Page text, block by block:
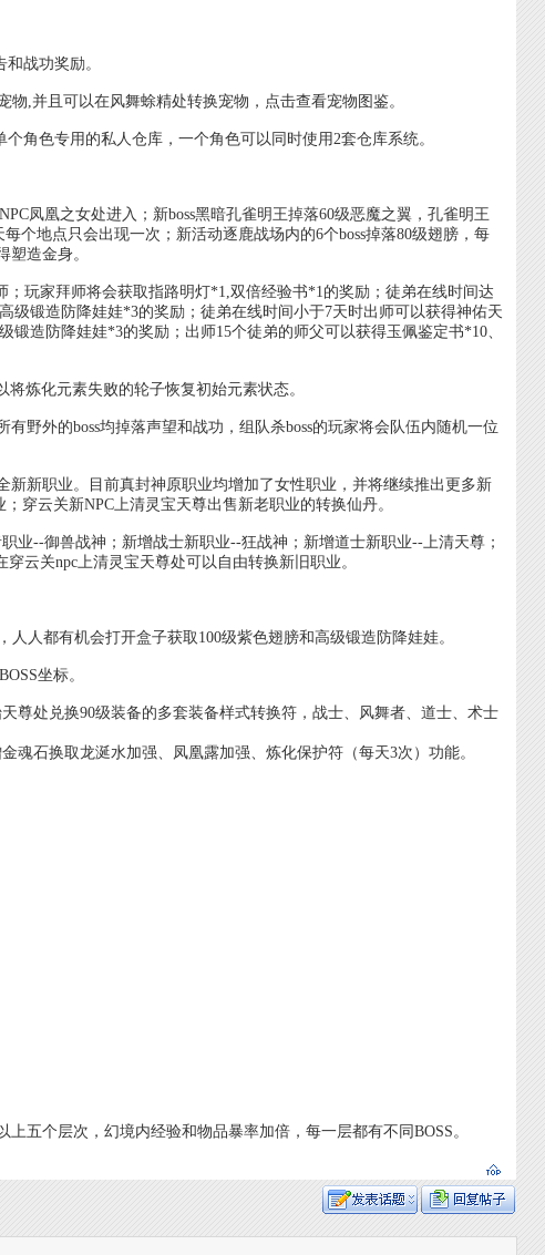
战功奖励。
,并且可以在风舞蜍精处转换宠物，点击查看宠物图鉴。
角色专用的私人仓库，一个角色可以同时使用2套仓库系统。
凤凰之女处进入；新boss黑暗孔雀明王掉落60级恶魔之翼，孔雀明王
个地点只会出现一次；新活动逐鹿战场内的6个boss掉落80级翅膀，每
造金身。
玩家拜师将会获取指路明灯*1,双倍经验书*1的奖励；徒弟在线时间达
级锻造防降娃娃*3的奖励；徒弟在线时间小于7天时出师可以获得神佑天
造防降娃娃*3的奖励；出师15个徒弟的师父可以获得玉佩鉴定书*10、
炼化元素失败的轮子恢复初始元素状态。
野外的boss均掉落声望和战功，组队杀boss的玩家将会队伍内随机一位
新职业。目前真封神原职业均增加了女性职业，并将继续推出更多新
穿云关新NPC上清灵宝天尊出售新老职业的转换仙丹。
业--御兽战神；新增战士新职业--狂战神；新增道士新职业--上清天尊；
云关npc上清灵宝天尊处可以自由转换新旧职业。
人都有机会打开盒子获取100级紫色翅膀和高级锻造防降娃娃。
坐标。
尊处兑换90级装备的多套装备样式转换符，战士、风舞者、道士、术士
魂石换取龙涎水加强、凤凰露加强、炼化保护符（每天3次）功能。
五个层次，幻境内经验和物品暴率加倍，每一层都有不同BOSS。